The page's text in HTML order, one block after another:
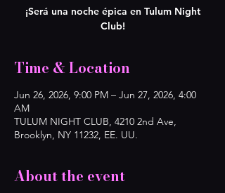
¡Será una noche épica en Tulum Night
Club!
Time & Location
Jun 26, 2026, 9:00 PM – Jun 27, 2026, 4:00
AM
TULUM NIGHT CLUB, 4210 2nd Ave,
Brooklyn, NY 11232, EE. UU.
About the event